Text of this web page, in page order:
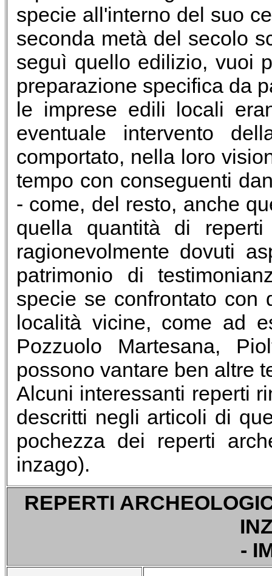
specie all'interno del suo
seconda metà del secolo
seguì quello edilizio, vuoi
preparazione specifica da
le imprese edili locali
eventuale intervento
comportato, nella loro
tempo con conseguenti
- come, del resto, anche
quella quantità di
ragionevolmente dovuti
patrimonio di
specie se confrontato con
località vicine, come ad
Pozzuolo Martesana,
possono vantare ben altre
Alcuni interessanti reperti
descritti negli articoli di
pochezza dei reperti
inzago).
REPERTI
-